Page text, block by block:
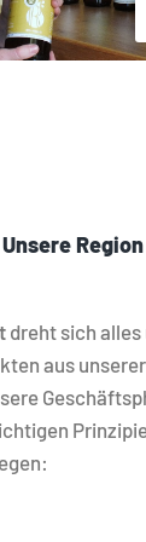
dreht sich alles
aus